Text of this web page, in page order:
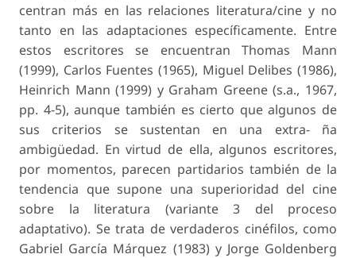
centran más en las relaciones literatura/cine y no
tanto en las adaptaciones específicamente. Entre
estos escritores se encuentran Thomas Mann
(1999), Carlos Fuentes (1965), Miguel Delibes (1986),
Heinrich Mann (1999) y Graham Greene (s.a., 1967,
pp. 4-5), aunque también es cierto que algunos de
sus criterios se sustentan en una extra- ña
ambigüedad. En virtud de ella, algunos escritores,
por momentos, parecen partidarios también de la
tendencia que supone una superioridad del cine
sobre la literatura (variante 3 del proceso
adaptativo). Se trata de verdaderos cinéfilos, como
Gabriel García Márquez (1983) y Jorge Goldenberg